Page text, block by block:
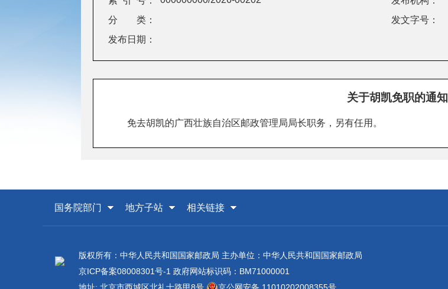
分 类：
发文字号：
发布日期：
关于胡凯免职的通知
免去胡凯的广西壮族自治区邮政管理局局长职务，另有任用。
国务院部门 地方子站 相关链接
版权所有：中华人民共和国国家邮政局 主办单位：中华人民共和国国家邮政局
京ICP备案08008301号-1 政府网站标识码：BM71000001